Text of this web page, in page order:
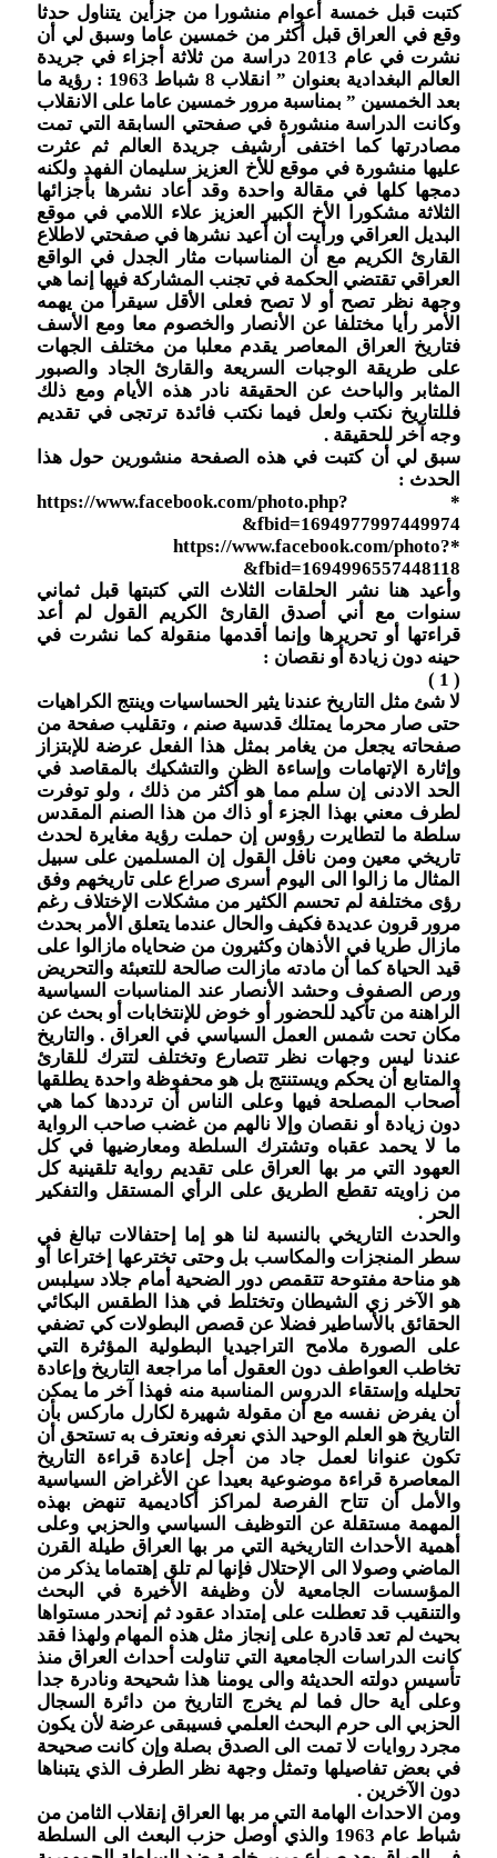
كتبت قبل خمسة أعوام منشورا من جزأين يتناول حدثا
وقع في العراق قبل أكثر من خمسين عاما وسبق لي أن
نشرت في عام 2013 دراسة من ثلاثة أجزاء في جريدة
العالم البغدادية بعنوان ” انقلاب 8 شباط 1963 : رؤية ما
بعد الخمسين ” بمناسبة مرور خمسين عاما على الانقلاب
وكانت الدراسة منشورة في صفحتي السابقة التي تمت
مصادرتها كما اختفى أرشيف جريدة العالم ثم عثرت
عليها منشورة في موقع للأخ العزيز سليمان الفهد ولكنه
دمجها كلها في مقالة واحدة وقد أعاد نشرها بأجزائها
الثلاثة مشكورا الأخ الكبير العزيز علاء اللامي في موقع
البديل العراقي ورأيت أن أعيد نشرها في صفحتي لاطلاع
القارئ الكريم مع أن المناسبات مثار الجدل في الواقع
العراقي تقتضي الحكمة في تجنب المشاركة فيها إنما هي
وجهة نظر تصح أو لا تصح فعلى الأقل سيقرأ من يهمه
الأمر رأيا مختلفا عن الأنصار والخصوم معا ومع الأسف
فتاريخ العراق المعاصر يقدم معلبا من مختلف الجهات
على طريقة الوجبات السريعة والقارئ الجاد والصبور
المثابر والباحث عن الحقيقة نادر هذه الأيام ومع ذلك
فللتاريخ نكتب ولعل فيما نكتب فائدة ترتجى في تقديم
وجه آخر للحقيقة .
سبق لي أن كتبت في هذه الصفحة منشورين حول هذا
الحدث :
* https://www.facebook.com/photo.php?
fbid=1694977997449974&
*https://www.facebook.com/photo?
fbid=1694996557448118&
وأعيد هنا نشر الحلقات الثلاث التي كتبتها قبل ثماني
سنوات مع أني أصدق القارئ الكريم القول لم أعد
قراءتها أو تحريرها وإنما أقدمها منقولة كما نشرت في
حينه دون زيادة أو نقصان :
( 1 )
لا شئ مثل التاريخ عندنا يثير الحساسيات وينتج الكراهيات
حتى صار محرما يمتلك قدسية صنم ، وتقليب صفحة من
صفحاته يجعل من يغامر بمثل هذا الفعل عرضة للإبتزاز
وإثارة الإتهامات وإساءة الظن والتشكيك بالمقاصد في
الحد الادنى إن سلم مما هو أكثر من ذلك ، ولو توفرت
لطرف معني بهذا الجزء أو ذاك من هذا الصنم المقدس
سلطة ما لتطايرت رؤوس إن حملت رؤية مغايرة لحدث
تاريخي معين ومن نافل القول إن المسلمين على سبيل
المثال ما زالوا الى اليوم أسرى صراع على تاريخهم وفق
رؤى مختلفة لم تحسم الكثير من مشكلات الإختلاف رغم
مرور قرون عديدة فكيف والحال عندما يتعلق الأمر بحدث
مازال طريا في الأذهان وكثيرون من ضحاياه مازالوا على
قيد الحياة كما أن مادته مازالت صالحة للتعبئة والتحريض
ورص الصفوف وحشد الأنصار عند المناسبات السياسية
الراهنة من تأكيد للحضور أو خوض للإنتخابات أو بحث عن
مكان تحت شمس العمل السياسي في العراق . والتاريخ
عندنا ليس وجهات نظر تتصارع وتختلف لتترك للقارئ
والمتابع أن يحكم ويستنتج بل هو محفوظة واحدة يطلقها
أصحاب المصلحة فيها وعلى الناس أن ترددها كما هي
دون زيادة أو نقصان وإلا نالهم من غضب صاحب الرواية
ما لا يحمد عقباه وتشترك السلطة ومعارضيها في كل
العهود التي مر بها العراق على تقديم رواية تلقينية كل
من زاويته تقطع الطريق على الرأي المستقل والتفكير
الحر .
والحدث التاريخي بالنسبة لنا هو إما إحتفالات تبالغ في
سطر المنجزات والمكاسب بل وحتى تخترعها إختراعا أو
هو مناحة مفتوحة تتقمص دور الضحية أمام جلاد سيلبس
هو الآخر زي الشيطان وتختلط في هذا الطقس البكائي
الحقائق بالأساطير فضلا عن قصص البطولات كي تضفي
على الصورة ملامح التراجيديا البطولية المؤثرة التي
تخاطب العواطف دون العقول أما مراجعة التاريخ وإعادة
تحليله وإستقاء الدروس المناسبة منه فهذا آخر ما يمكن
أن يفرض نفسه مع أن مقولة شهيرة لكارل ماركس بأن
التاريخ هو العلم الوحيد الذي نعرفه ونعترف به تستحق أن
تكون عنوانا لعمل جاد من أجل إعادة قراءة التاريخ
المعاصرة قراءة موضوعية بعيدا عن الأغراض السياسية
والأمل أن تتاح الفرصة لمراكز أكاديمية تنهض بهذه
المهمة مستقلة عن التوظيف السياسي والحزبي وعلى
أهمية الأحداث التاريخية التي مر بها العراق طيلة القرن
الماضي وصولا الى الإحتلال فإنها لم تلق إهتماما يذكر من
المؤسسات الجامعية لأن وظيفة الأخيرة في البحث
والتنقيب قد تعطلت على إمتداد عقود ثم إنحدر مستواها
بحيث لم تعد قادرة على إنجاز مثل هذه المهام ولهذا فقد
كانت الدراسات الجامعية التي تناولت أحداث العراق منذ
تأسيس دولته الحديثة والى يومنا هذا شحيحة ونادرة جدا
وعلى أية حال فما لم يخرج التاريخ من دائرة السجال
الحزبي الى حرم البحث العلمي فسيبقى عرضة لأن يكون
مجرد روايات لا تمت الى الصدق بصلة وإن كانت صحيحة
في بعض تفاصيلها وتمثل وجهة نظر الطرف الذي يتبناها
دون الآخرين .
ومن الاحداث الهامة التي مر بها العراق إنقلاب الثامن من
شباط عام 1963 والذي أوصل حزب البعث الى السلطة